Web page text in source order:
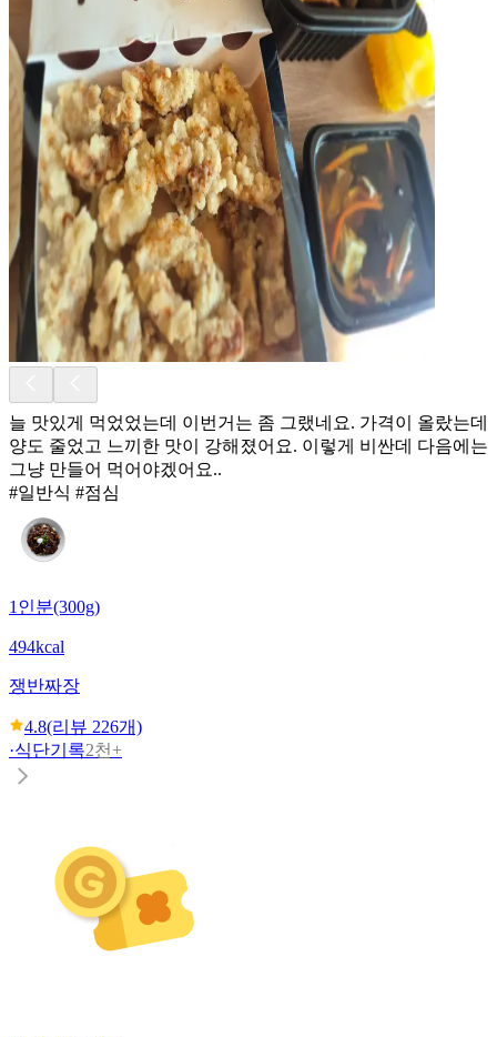
늘 맛있게 먹었었는데 이번거는 좀 그랬네요. 가격이 올랐는데
양도 줄었고 느끼한 맛이 강해졌어요. 이렇게 비싼데 다음에는
그냥 만들어 먹어야겠어요..
#일반식 #점심
1인분(300g)
494kcal
쟁반짜장
4.8(리뷰 226개)
·식단기록2천+